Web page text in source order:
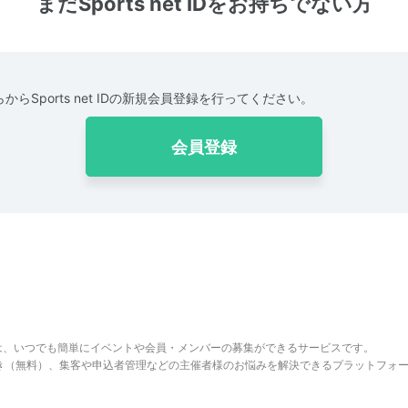
からSports net IDの新規会員登録を行ってください。
会員登録
いつでも簡単にイベントや会員・メンバーの募集ができるサービスです。
無料）、集客や申込者管理などの主催者様のお悩みを解決できるプラットフォー